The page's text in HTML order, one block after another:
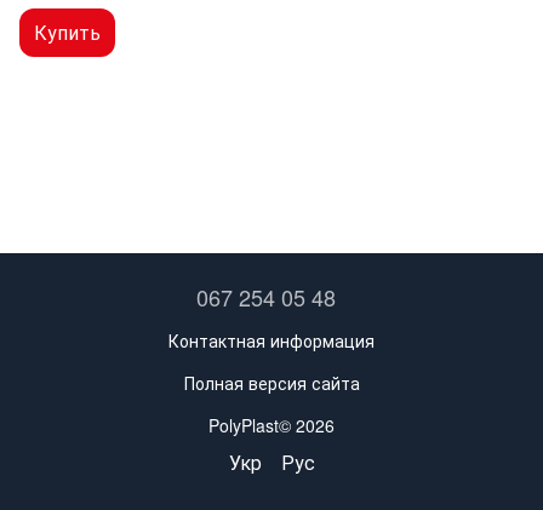
Купить
067 254 05 48
Контактная информация
Полная версия сайта
PolyPlast© 2026
Укр Рус